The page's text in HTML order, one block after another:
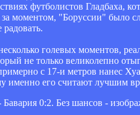
футболистов
моментом, "Боруссии" было
голевых моментов,
не только великолепно
с 17-и метров нанес
именно его считают лучшим